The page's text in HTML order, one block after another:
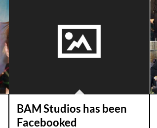
BAM Studios has been
Facebooked